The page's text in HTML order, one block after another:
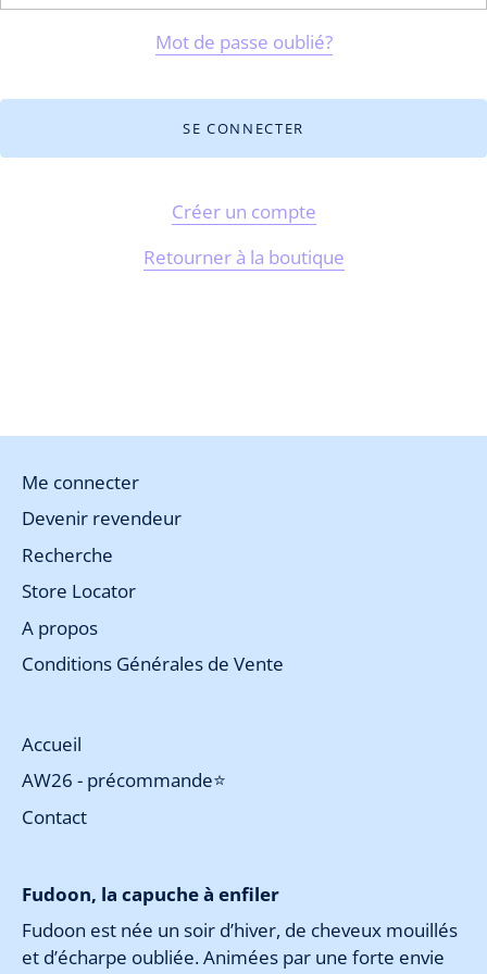
Mot de passe oublié?
Créer un compte
Retourner à la boutique
Me connecter
Devenir revendeur
Recherche
Store Locator
A propos
Conditions Générales de Vente
Accueil
AW26 - précommande⭐
Contact
Fudoon, la capuche à enfiler
Fudoon est née un soir d’hiver, de cheveux mouillés
et d’écharpe oubliée. Animées par une forte envie